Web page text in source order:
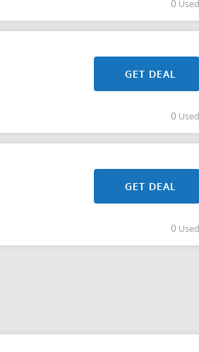
0 Used
GET DEAL
0 Used
GET DEAL
0 Used